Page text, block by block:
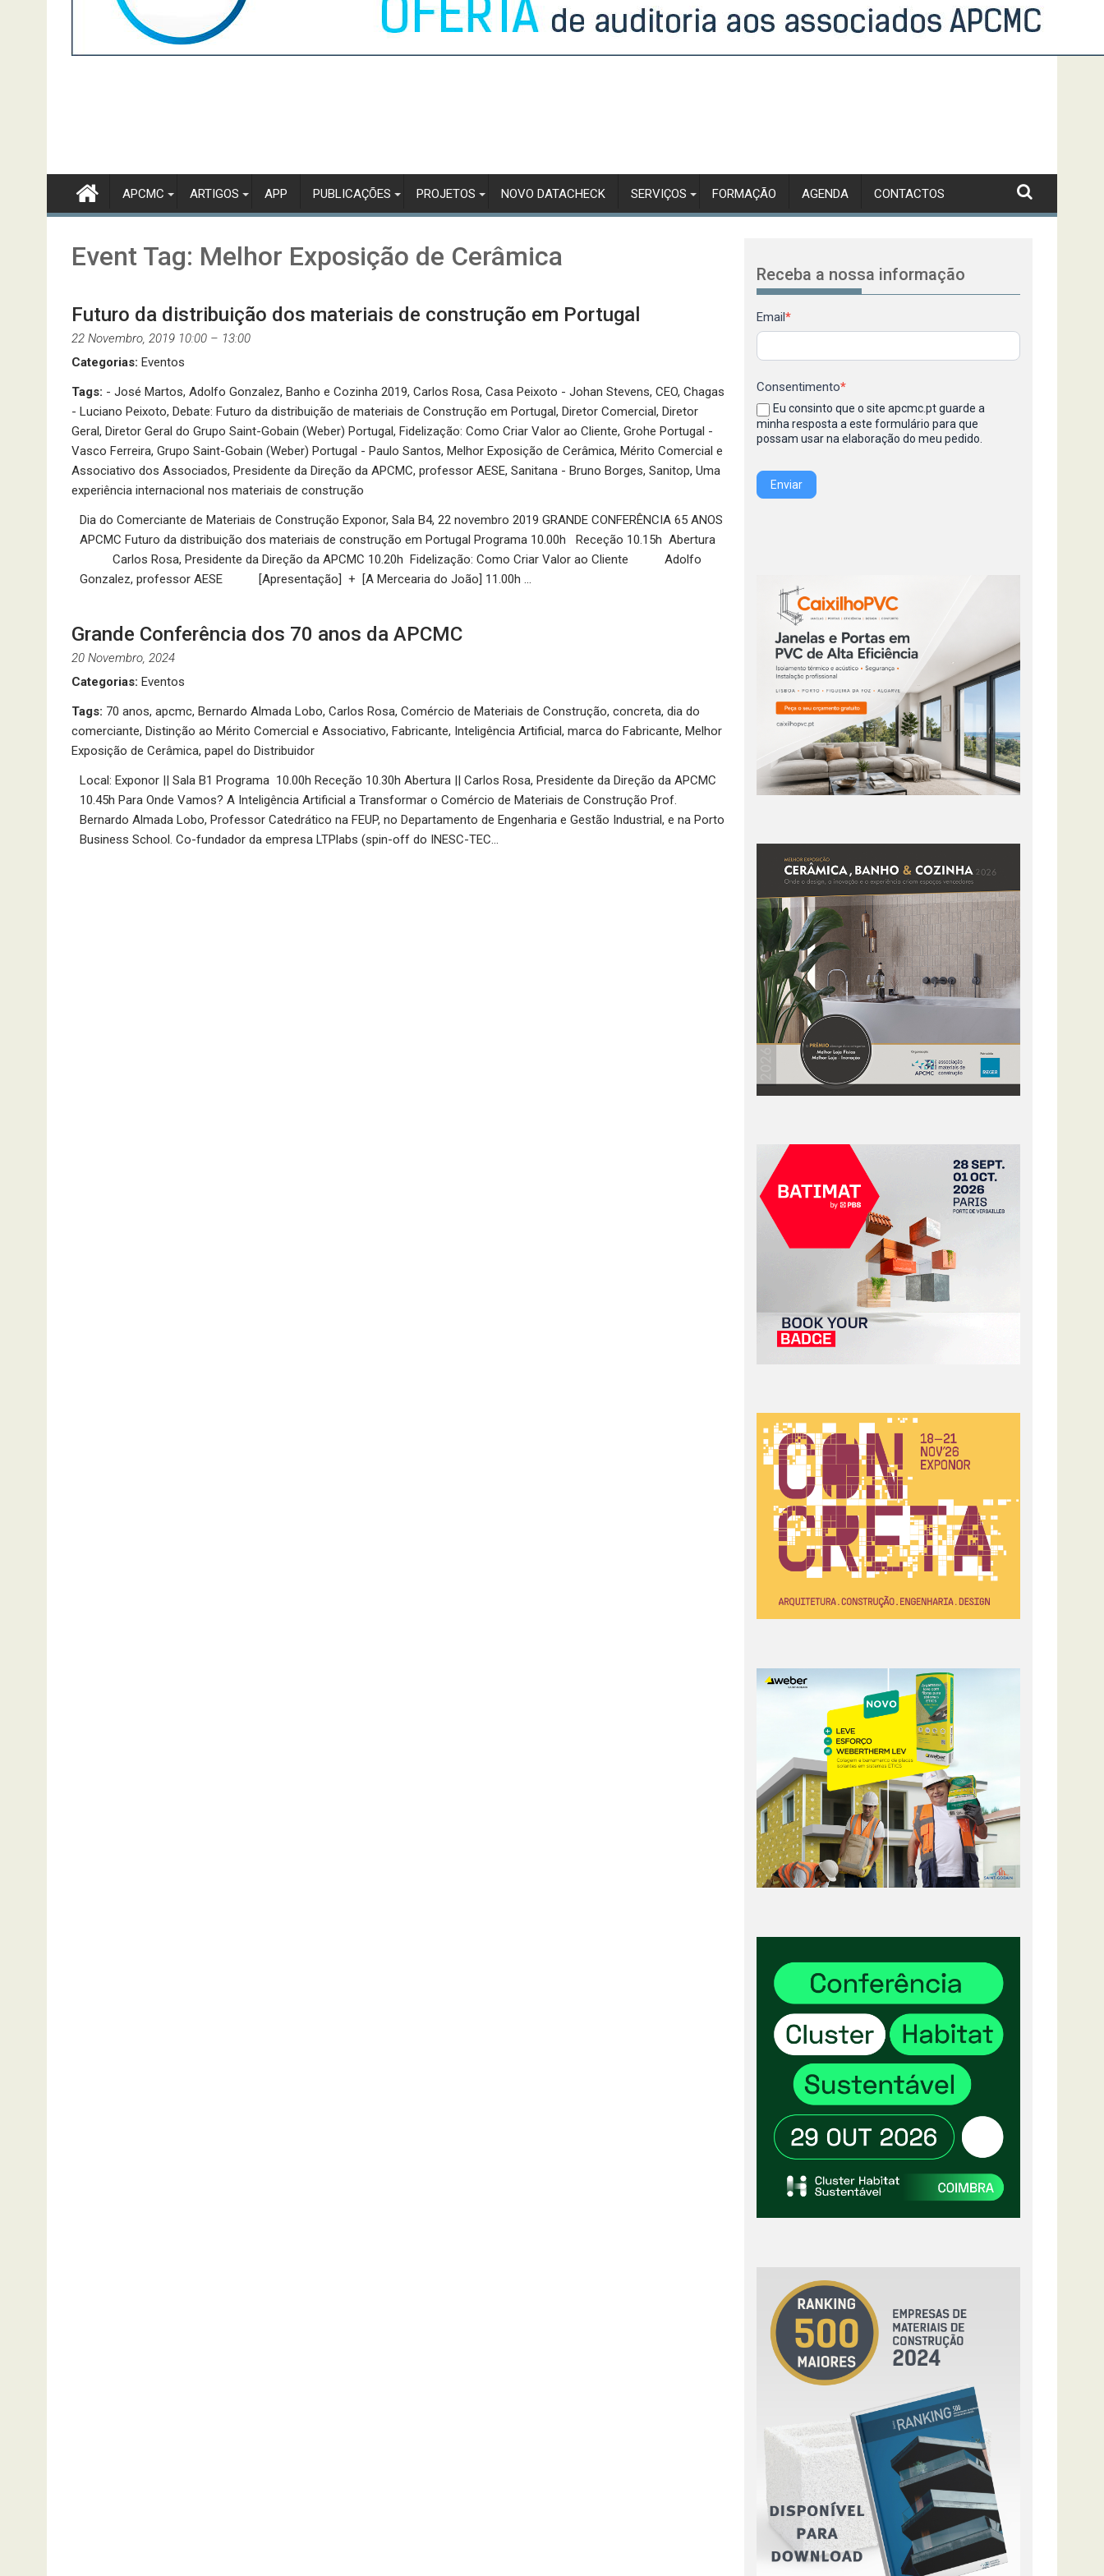
APCMC ARTIGOS APP PUBLICAÇÕES PROJETOS NOVO DATACHECK SERVIÇOS FORMAÇÃO AGENDA CONTACTOS
Event Tag: Melhor Exposição de Cerâmica
Futuro da distribuição dos materiais de construção em Portugal
22 Novembro, 2019 10:00 – 13:00
Categorias: Eventos
Tags: - José Martos, Adolfo Gonzalez, Banho e Cozinha 2019, Carlos Rosa, Casa Peixoto - Johan Stevens, CEO, Chagas
- Luciano Peixoto, Debate: Futuro da distribuição de materiais de Construção em Portugal, Diretor Comercial, Diretor
Geral, Diretor Geral do Grupo Saint-Gobain (Weber) Portugal, Fidelização: Como Criar Valor ao Cliente, Grohe Portugal -
Vasco Ferreira, Grupo Saint-Gobain (Weber) Portugal - Paulo Santos, Melhor Exposição de Cerâmica, Mérito Comercial e
Associativo dos Associados, Presidente da Direção da APCMC, professor AESE, Sanitana - Bruno Borges, Sanitop, Uma
experiência internacional nos materiais de construção
Dia do Comerciante de Materiais de Construção Exponor, Sala B4, 22 novembro 2019 GRANDE CONFERÊNCIA 65 ANOS
APCMC Futuro da distribuição dos materiais de construção em Portugal Programa 10.00h Receção 10.15h Abertura
Carlos Rosa, Presidente da Direção da APCMC 10.20h Fidelização: Como Criar Valor ao Cliente Adolfo
Gonzalez, professor AESE [Apresentação] + [A Mercearia do João] 11.00h …
Grande Conferência dos 70 anos da APCMC
20 Novembro, 2024
Categorias: Eventos
Tags: 70 anos, apcmc, Bernardo Almada Lobo, Carlos Rosa, Comércio de Materiais de Construção, concreta, dia do
comerciante, Distinção ao Mérito Comercial e Associativo, Fabricante, Inteligência Artificial, marca do Fabricante, Melhor
Exposição de Cerâmica, papel do Distribuidor
Local: Exponor || Sala B1 Programa 10.00h Receção 10.30h Abertura || Carlos Rosa, Presidente da Direção da APCMC
10.45h Para Onde Vamos? A Inteligência Artificial a Transformar o Comércio de Materiais de Construção Prof.
Bernardo Almada Lobo, Professor Catedrático na FEUP, no Departamento de Engenharia e Gestão Industrial, e na Porto
Business School. Co-fundador da empresa LTPlabs (spin-off do INESC-TEC…
Receba a nossa informação
Newsletter
Email *
Consentimento*
Eu consinto que o site apcmc.pt guarde a
minha resposta a este formulário para que
possam usar na elaboração do meu pedido.
Enviar